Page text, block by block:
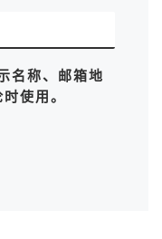
名称、邮箱地
使用。